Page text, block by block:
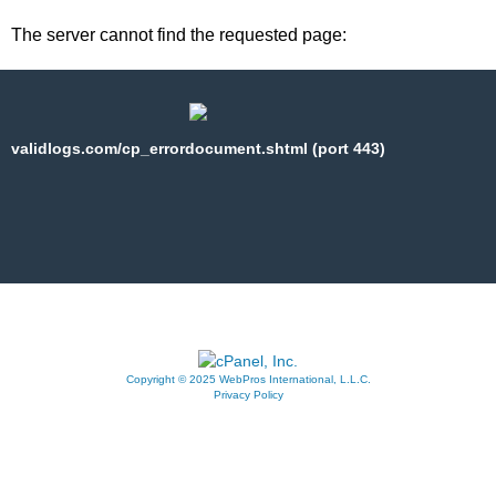
The server cannot find the requested page:
validlogs.com/cp_errordocument.shtml (port 443)
Copyright © 2025 WebPros International, L.L.C.
Privacy Policy